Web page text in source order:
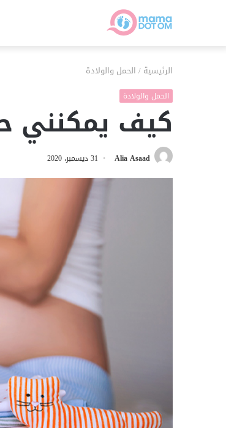
الرئيسية / الحمل والولادة
الحمل والولادة
كيف يمكنني
Alia Asaad 31 ديسمبر، 2020